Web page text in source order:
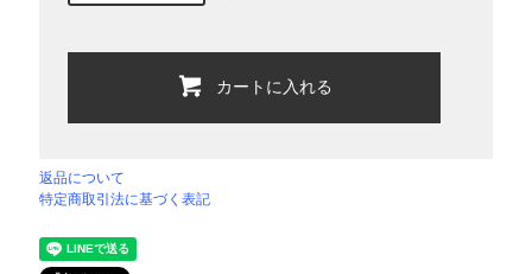
カートに入れる
返品について
特定商取引法に基づく表記